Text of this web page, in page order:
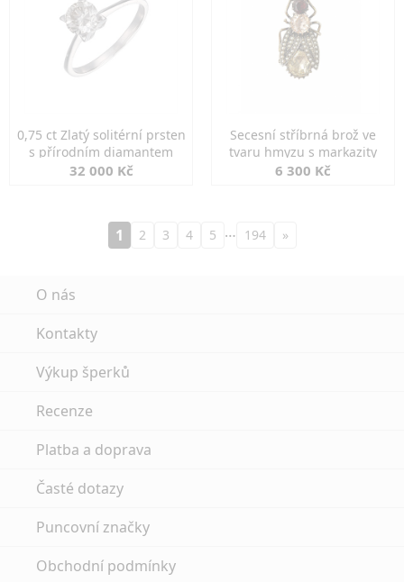
0,75 ct Zlatý solitérní prsten
s přírodním diamantem
32 000 Kč
Secesní stříbrná brož ve
tvaru hmyzu s markazity
6 300 Kč
1 2 3 4 5 … 194 »
O nás
Kontakty
Výkup šperků
Recenze
Platba a doprava
Časté dotazy
Puncovní značky
Obchodní podmínky